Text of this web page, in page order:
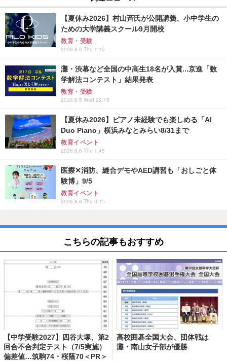
【夏休み2026】村山斉氏が公開講義、小中学生の
ための大学講義スクール9月開校
教育・受験
2026.8.6 Thu 1:15
灘・渋幕など全国の中高生18名が入賞...京進「数
学解法コンテスト」結果発表
教育・受験
2026.8.5 Wed 22:15
【夏休み2026】ピアノ未経験でも楽しめる「AI
Duo Piano」横浜みなとみらい8/31まで
教育イベント
2026.8.6 Thu 1:45
医療✕消防、縫合デモやAED講習も「おしごと体
験博」9/5
教育イベント
2026.8.6 Thu 0:15
こちらの記事もおすすめ
【中学受験2027】四谷大塚、第2
回合不合判定テスト（7/5実施）
偏差値…筑駒74・桜蔭70＜PR＞
高校囲碁全国大会、団体戦は
灘・南山女子部が優勝